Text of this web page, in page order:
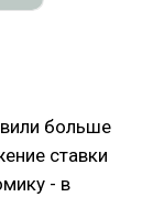
больше
ставки
- в